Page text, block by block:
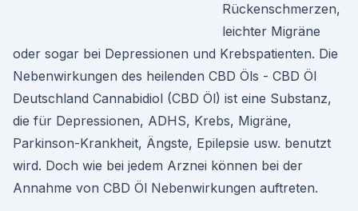
Rückenschmerzen,
leichter Migräne
oder sogar bei Depressionen und Krebspatienten. Die
Nebenwirkungen des heilenden CBD Öls - CBD Öl
Deutschland Cannabidiol (CBD Öl) ist eine Substanz,
die für Depressionen, ADHS, Krebs, Migräne,
Parkinson-Krankheit, Ängste, Epilepsie usw. benutzt
wird. Doch wie bei jedem Arznei können bei der
Annahme von CBD Öl Nebenwirkungen auftreten.